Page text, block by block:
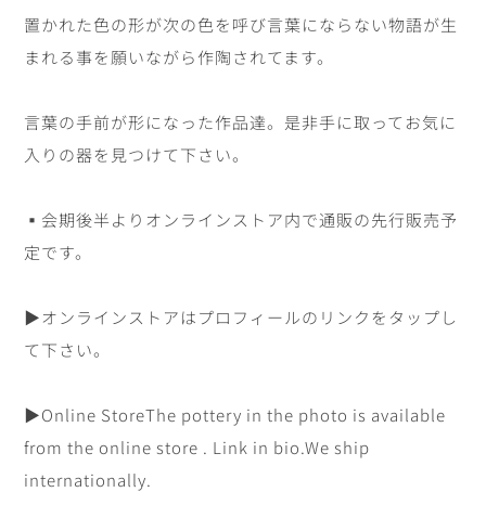
置かれた色の形が次の色を呼び言葉にならない物語が生
まれる事を願いながら作陶されてます。
言葉の手前が形になった作品達。 是非手に取ってお気に
入りの器を見つけて下さい。
▪️会期後半よりオンラインストア内で通販の先行販売予
定です。
▶︎オンラインストアはプロフィールの リンクをタップし
て下さい。
▶︎Online StoreThe pottery in the photo is available
from the online store . Link in bio.We ship
internationally.